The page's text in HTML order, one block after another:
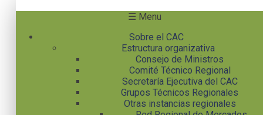
☰ Menu
Sobre el CAC
Estructura organizativa
Consejo de Ministros
Comité Técnico Regional
Secretaría Ejecutiva del CAC
Grupos Técnicos Regionales
Otras instancias regionales